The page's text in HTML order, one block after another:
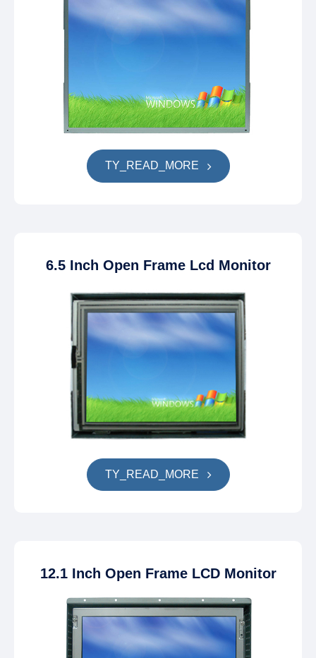
TY_READ_MORE
6.5 Inch Open Frame Lcd Monitor
TY_READ_MORE
12.1 Inch Open Frame LCD Monitor